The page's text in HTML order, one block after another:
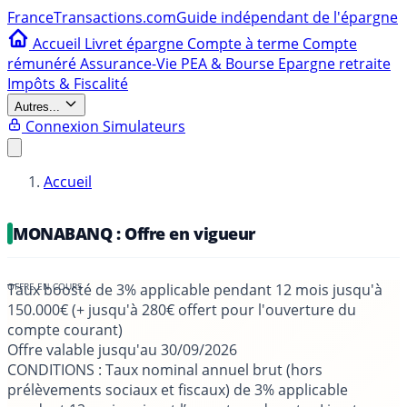
FranceTransactions.comGuide indépendant de l'épargne
Accueil Livret épargne Compte à terme Compte
rémunéréAssurance-Vie PEA & Bourse Epargne retraite
Impôts & Fiscalité
Autres...
Connexion Simulateurs
Accueil
MONABANQ : Offre en vigueur
Taux boosté de 3% applicable pendant 12 mois jusqu'à
150.000€ (+ jusqu'à 280€ offert pour l'ouverture du
compte courant)
Offre valable jusqu'au 30/09/2026
CONDITIONS : Taux nominal annuel brut (hors
prélèvements sociaux et fiscaux) de 3% applicable